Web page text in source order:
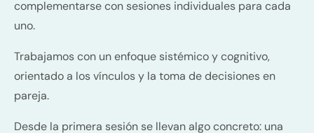
complementarse con sesiones individuales para cada
uno.
Trabajamos con un enfoque sistémico y cognitivo,
orientado a los vínculos y la toma de decisiones en
pareja.
Desde la primera sesión se llevan algo concreto: una